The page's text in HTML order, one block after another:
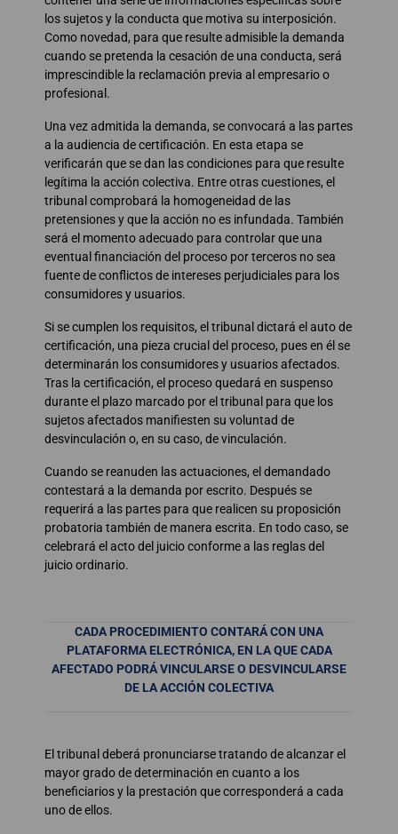
los sujetos y la conducta que motiva su interposición.
Como novedad, para que resulte admisible la demanda
cuando se pretenda la cesación de una conducta, será
imprescindible la reclamación previa al empresario o
profesional.
Una vez admitida la demanda, se convocará a las partes
a la audiencia de certificación. En esta etapa se
verificarán que se dan las condiciones para que resulte
legítima la acción colectiva. Entre otras cuestiones, el
tribunal comprobará la homogeneidad de las
pretensiones y que la acción no es infundada. También
será el momento adecuado para controlar que una
eventual financiación del proceso por terceros no sea
fuente de conflictos de intereses perjudiciales para los
consumidores y usuarios.
Si se cumplen los requisitos, el tribunal dictará el auto de
certificación, una pieza crucial del proceso, pues en él se
determinarán los consumidores y usuarios afectados.
Tras la certificación, el proceso quedará en suspenso
durante el plazo marcado por el tribunal para que los
sujetos afectados manifiesten su voluntad de
desvinculación o, en su caso, de vinculación.
Cuando se reanuden las actuaciones, el demandado
contestará a la demanda por escrito. Después se
requerirá a las partes para que realicen su proposición
probatoria también de manera escrita. En todo caso, se
celebrará el acto del juicio conforme a las reglas del
juicio ordinario.
CADA PROCEDIMIENTO CONTARÁ CON UNA
PLATAFORMA ELECTRÓNICA, EN LA QUE CADA
AFECTADO PODRÁ VINCULARSE O DESVINCULARSE
DE LA ACCIÓN COLECTIVA
El tribunal deberá pronunciarse tratando de alcanzar el
mayor grado de determinación en cuanto a los
beneficiarios y la prestación que corresponderá a cada
uno de ellos.